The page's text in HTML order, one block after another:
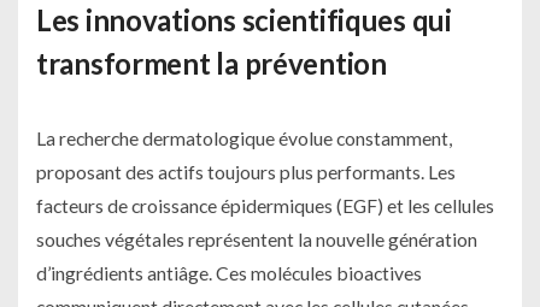
Les innovations scientifiques qui
transforment la prévention
La recherche dermatologique évolue constamment,
proposant des actifs toujours plus performants. Les
facteurs de croissance épidermiques (EGF) et les cellules
souches végétales représentent la nouvelle génération
d’ingrédients antiâge. Ces molécules bioactives